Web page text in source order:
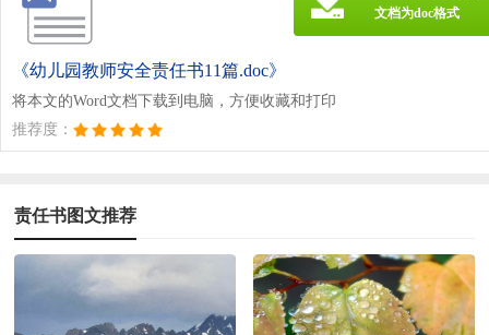
《幼儿园教师安全责任书11篇.doc》
将本文的Word文档下载到电脑，方便收藏和打印
推荐度：
文档为doc格式
责任书图文推荐